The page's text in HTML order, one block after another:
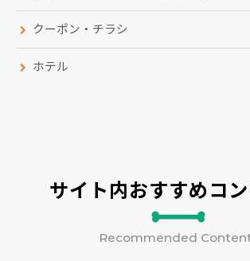
クーポン・チラシ
ホテル
サイト内おすすめコ
Recommended